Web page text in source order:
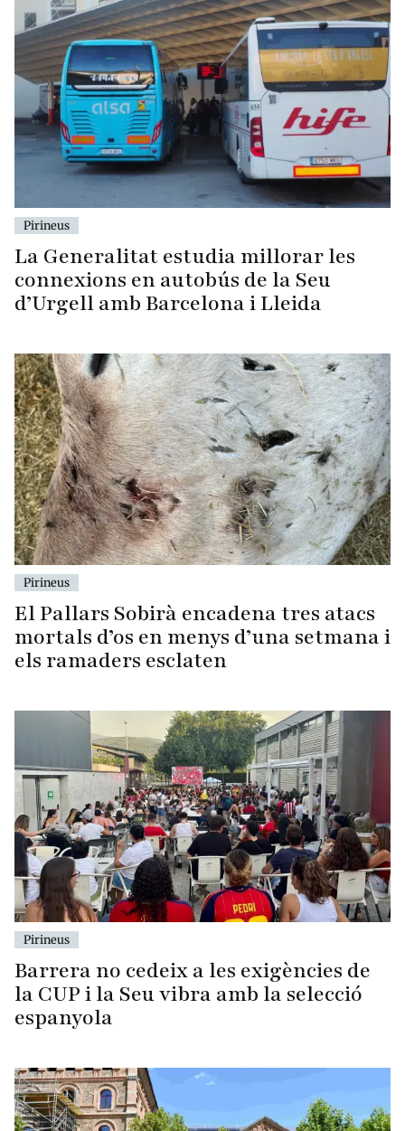
Pirineus
La Generalitat estudia millorar les
connexions en autobús de la Seu
d’Urgell amb Barcelona i Lleida
Pirineus
El Pallars Sobirà encadena tres atacs
mortals d’os en menys d’una setmana i
els ramaders esclaten
Pirineus
Barrera no cedeix a les exigències de
la CUP i la Seu vibra amb la selecció
espanyola